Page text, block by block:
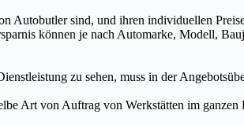
Autobutler sind, und ihren individuellen
können je nach Automarke, Modell,
zu sehen, muss in der
Art von Auftrag von Werkstätten im ganzen